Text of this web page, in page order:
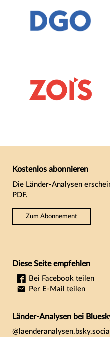
Kostenlos abonnieren
Die Länder-Analysen
PDF.
Zum Abonnement
Diese Seite empfehlen
Bei Facebook teilen
Per E-Mail teilen
Länder-Analysen bei
@laenderanalysen.bsky.social